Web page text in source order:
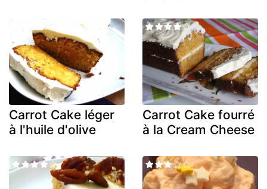
Carrot Cake léger
à l'huile d'olive
Carrot Cake fourré
à la Cream Cheese